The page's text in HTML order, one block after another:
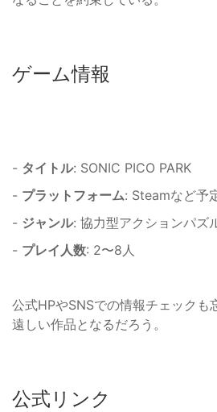
ゲーム情報
- タイトル: SONIC PICO PARK
- プラットフォーム: Steamなど予
- ジャンル: 協力型アクションパズ
- プレイ人数: 2〜8人
公式HPやSNSでの情報チェックも
遠しい作品となるだろう。
公式リンク